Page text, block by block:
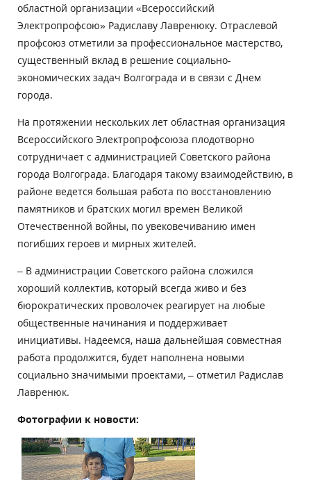
областной организации «Всероссийский
Электропрофсою» Радиславу Лавренюку. Отраслевой
профсоюз отметили за профессиональное мастерство,
существенный вклад в решение социально-
экономических задач Волгограда и в связи с Днем
города.
На протяжении нескольких лет областная организация
Всероссийского Электропрофсоюза плодотворно
сотрудничает с администрацией Советского района
города Волгограда. Благодаря такому взаимодействию, в
районе ведется большая работа по восстановлению
памятников и братских могил времен Великой
Отечественной войны, по увековечиванию имен
погибших героев и мирных жителей.
– В администрации Советского района сложился
хороший коллектив, который всегда живо и без
бюрократических проволочек реагирует на любые
общественные начинания и поддерживает
инициативы. Надеемся, наша дальнейшая совместная
работа продолжится, будет наполнена новыми
социально значимыми проектами, – отметил Радислав
Лавренюк.
Фотографии к новости: